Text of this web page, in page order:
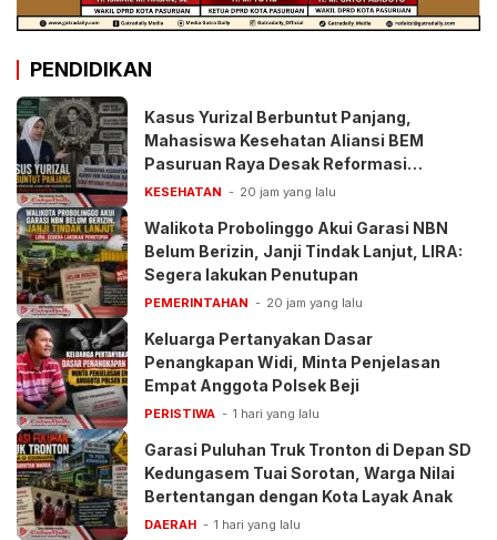
PENDIDIKAN
Kasus Yurizal Berbuntut Panjang,
Mahasiswa Kesehatan Aliansi BEM
Pasuruan Raya Desak Reformasi
Pelayanan BPJS
KESEHATAN 20 jam yang lalu
Walikota Probolinggo Akui Garasi NBN
Belum Berizin, Janji Tindak Lanjut, LIRA:
Segera lakukan Penutupan
PEMERINTAHAN 20 jam yang lalu
Keluarga Pertanyakan Dasar
Penangkapan Widi, Minta Penjelasan
Empat Anggota Polsek Beji
PERISTIWA 1 hari yang lalu
Garasi Puluhan Truk Tronton di Depan SD
Kedungasem Tuai Sorotan, Warga Nilai
Bertentangan dengan Kota Layak Anak
DAERAH 1 hari yang lalu